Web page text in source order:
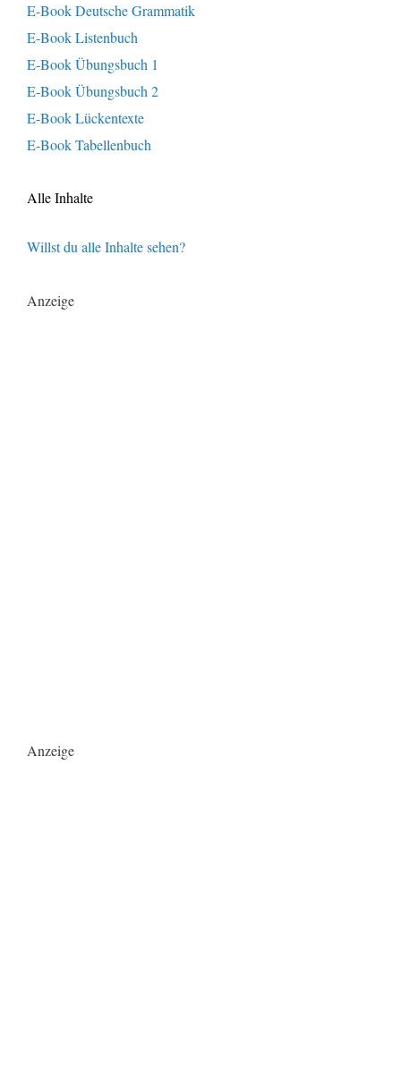
E-Book Deutsche Grammatik
E-Book Listenbuch
E-Book Übungsbuch 1
E-Book Übungsbuch 2
E-Book Lückentexte
E-Book Tabellenbuch
Alle Inhalte
Willst du alle Inhalte sehen?
Anzeige
Anzeige